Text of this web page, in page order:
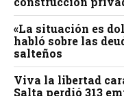
«La situación es
habló sobre las
salteños
Viva la libertad
Salta perdió 313